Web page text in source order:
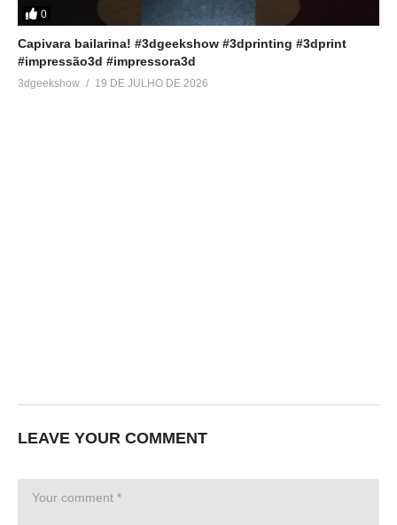
0
Capivara bailarina! #3dgeekshow #3dprinting #3dprint
#impressão3d #impressora3d
3dgeekshow 19 DE JULHO DE 2026
LEAVE YOUR COMMENT